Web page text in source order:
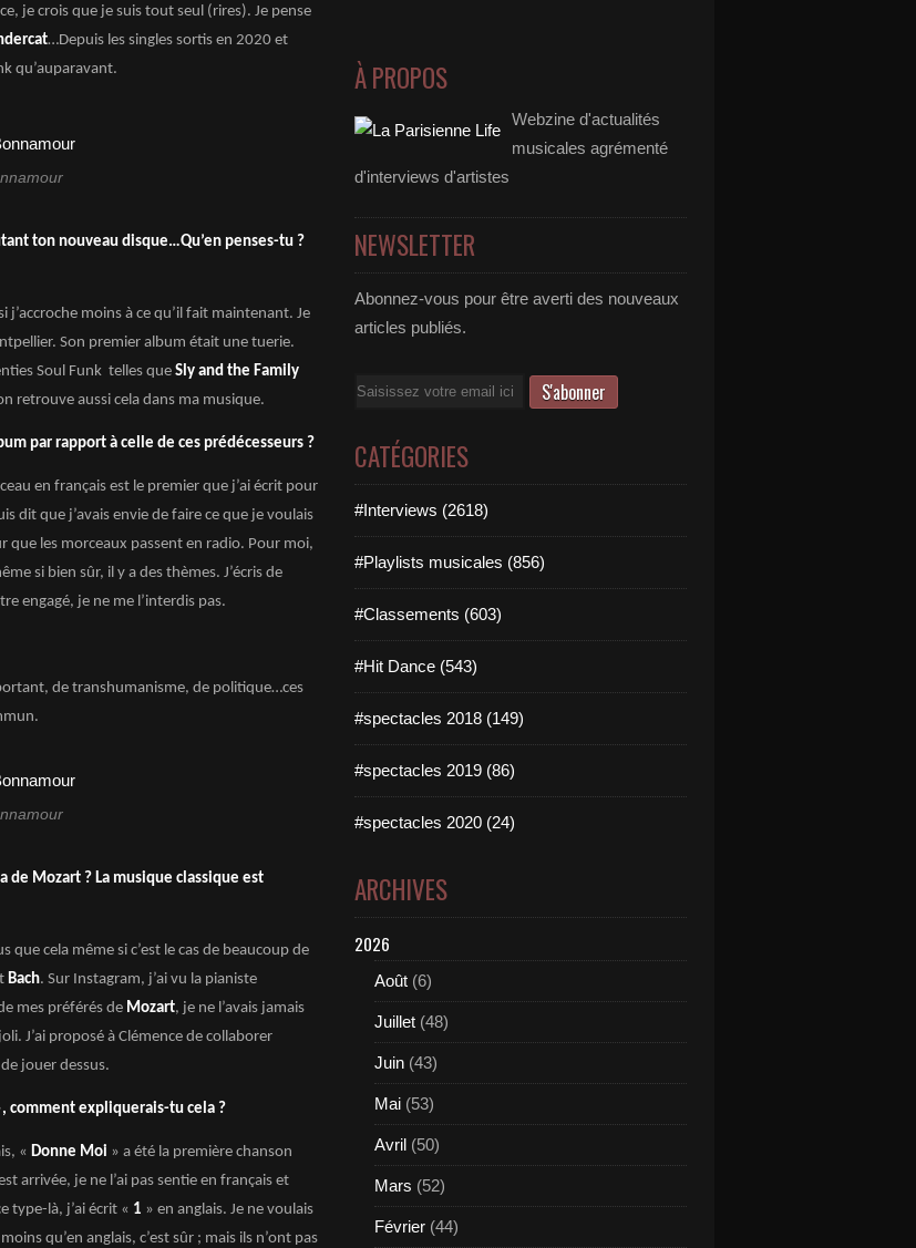
je crois que je suis tout seul (rires). Je pense
…Depuis les singles sortis en 2020 et
qu’auparavant.
ton nouveau disque…Qu’en penses-tu ?
moins à ce qu’il fait maintenant. Je
Son premier album était une tuerie.
Soul Funk telles queSly and the Family
retrouve aussi cela dans ma musique.
par rapport à celle de ces prédécesseurs ?
en français est le premier que j’ai écrit pour
dit que j’avais envie de faire ce que je voulais
que les morceaux passent en radio. Pour moi,
si bien sûr, il y a des thèmes. J’écris de
engagé, je ne me l’interdis pas.
de transhumanisme, de politique…ces
de Mozart ? La musique classique est
que cela même si c’est le cas de beaucoup de
Bach. Sur Instagram, j’ai vu la pianiste
mes préférés de Mozart, je ne l’avais jamais
J’ai proposé à Clémence de collaborer
jouer dessus.
comment expliquerais-tu cela ?
« Donne Moi » a été la première chanson
arrivée, je ne l’ai pas sentie en français et
type-là, j’ai écrit « 1 » en anglais. Je ne voulais
qu’en anglais, c’est sûr ; mais ils n’ont pas
À PROPOS
Webzine d'actualités
musicales agrémenté
d'interviews d'artistes
NEWSLETTER
Abonnez-vous pour être averti des nouveaux
articles publiés.
Email
CATÉGORIES
#Interviews (2618)
#Playlists musicales (856)
#Classements (603)
#Hit Dance (543)
#spectacles 2018 (149)
#spectacles 2019 (86)
#spectacles 2020 (24)
ARCHIVES
2026
Août (6)
Juillet (48)
Juin (43)
Mai (53)
Avril (50)
Mars (52)
Février (44)